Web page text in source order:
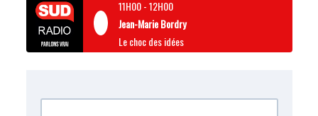
11H00-12H00
Jean-Marie Bordry
Le choc des idées